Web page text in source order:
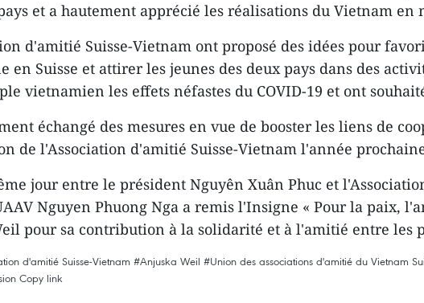
et a hautement apprécié les réalisations du Vietnam en
d'amitié Suisse-Vietnam ont proposé des idées pour
en Suisse et attirer les jeunes des deux pays dans des
vietnamien les effets néfastes du COVID-19 et ont
échangé des mesures en vue de booster les liens de
de l'Association d'amitié Suisse-Vietnam l'année
jour entre le président Nguyên Xuân Phuc et
Nguyen Phuong Nga a remis l'Insigne « Pour la paix,
pour sa contribution à la solidarité et à l'amitié entre les
d'amitié Suisse-Vietnam #Anjuska Weil #Union des associations d'amitié du Vietnam
Copy link